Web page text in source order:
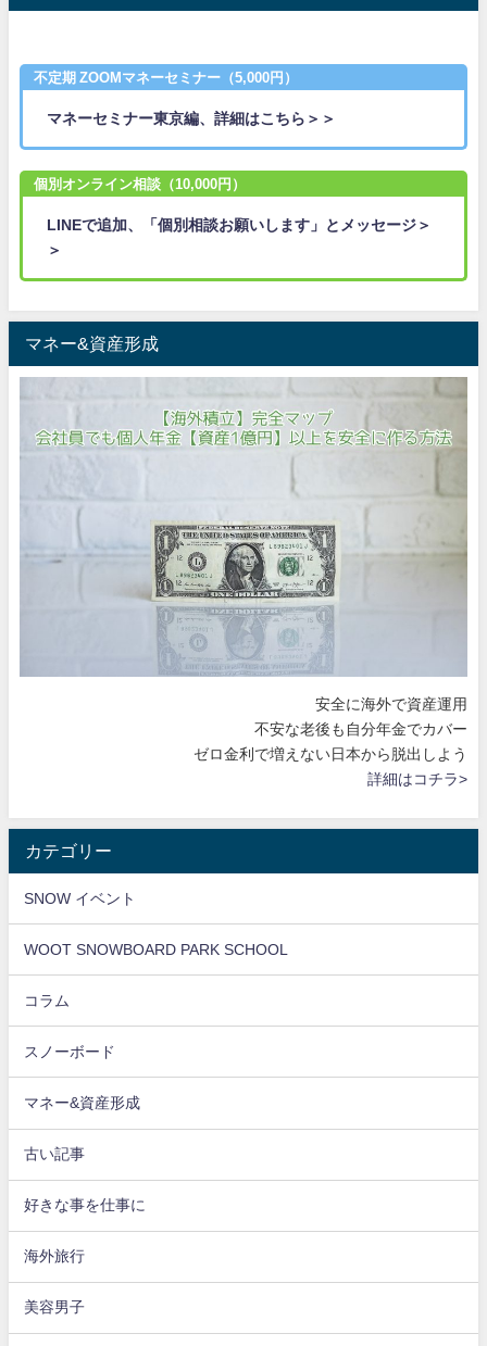
不定期 ZOOMマネーセミナー（5,000円）
マネーセミナー東京編、詳細はこちら＞＞
個別オンライン相談（10,000円）
LINEで追加、「個別相談お願いします」とメッセージ＞
＞
マネー&資産形成
安全に海外で資産運用
不安な老後も自分年金でカバー
ゼロ金利で増えない日本から脱出しよう
詳細はコチラ>
カテゴリー
SNOW イベント
WOOT SNOWBOARD PARK SCHOOL
コラム
スノーボード
マネー&資産形成
古い記事
好きな事を仕事に
海外旅行
美容男子